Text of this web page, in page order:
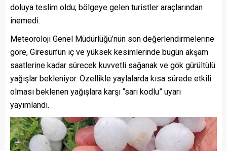
doluya teslim oldu; bölgeye gelen turistler araçlarından
inemedi.
Meteoroloji Genel Müdürlüğü’nün son değerlendirmelerine
göre, Giresun’un iç ve yüksek kesimlerinde bugün akşam
saatlerine kadar sürecek kuvvetli sağanak ve gök gürültülü
yağışlar bekleniyor. Özellikle yaylalarda kısa sürede etkili
olması beklenen yağışlara karşı “sarı kodlu” uyarı
yayımlandı.